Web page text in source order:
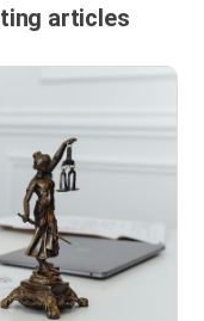
articles